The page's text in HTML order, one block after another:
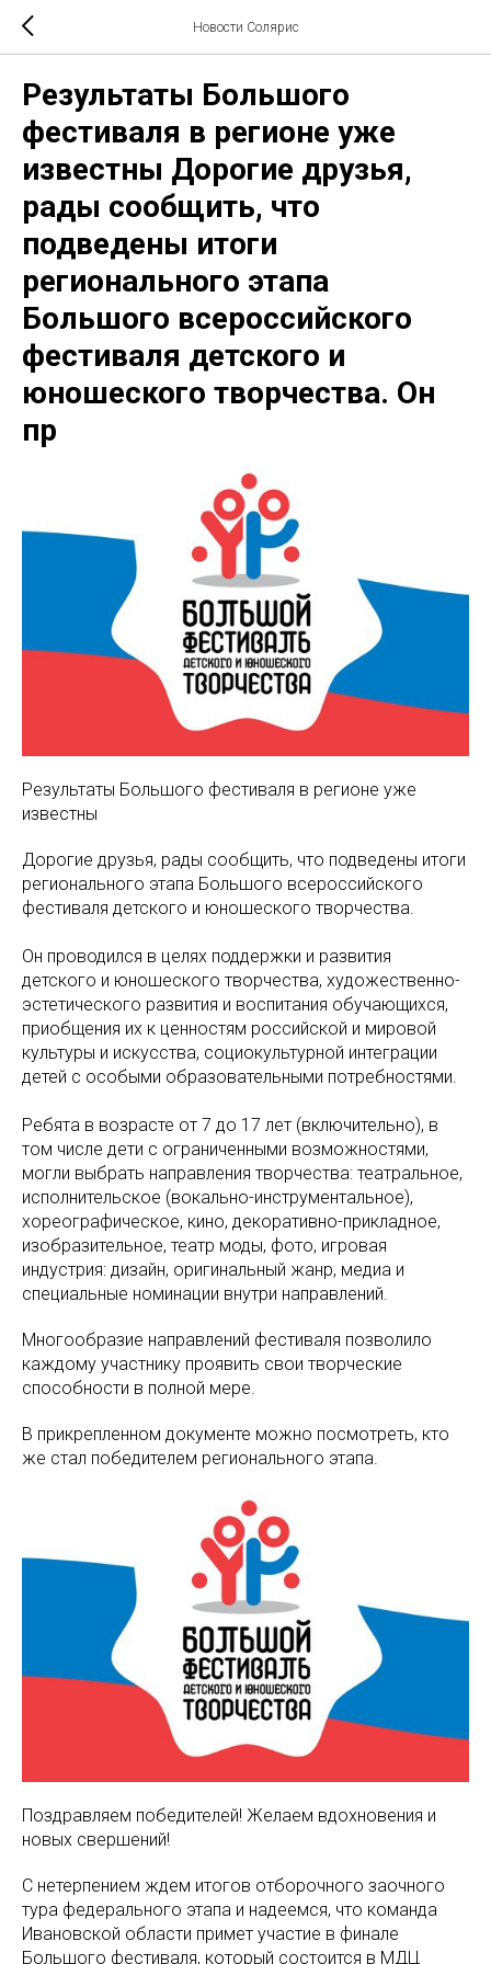
Новости Солярис
Результаты Большого
фестиваля в регионе уже
известны Дорогие друзья,
рады сообщить, что
подведены итоги
регионального этапа
Большого всероссийского
фестиваля детского и
юношеского творчества. Он
пр
Результаты Большого фестиваля в регионе уже
известны
Дорогие друзья, рады сообщить, что подведены итоги
регионального этапа Большого всероссийского
фестиваля детского и юношеского творчества.
Он проводился в целях поддержки и развития
детского и юношеского творчества, художественно-
эстетического развития и воспитания обучающихся,
приобщения их к ценностям российской и мировой
культуры и искусства, социокультурной интеграции
детей с особыми образовательными потребностями.
Ребята в возрасте от 7 до 17 лет (включительно), в
том числе дети с ограниченными возможностями,
могли выбрать направления творчества: театральное,
исполнительское (вокально-инструментальное),
хореографическое, кино, декоративно-прикладное,
изобразительное, театр моды, фото, игровая
индустрия: дизайн, оригинальный жанр, медиа и
специальные номинации внутри направлений.
Многообразие направлений фестиваля позволило
каждому участнику проявить свои творческие
способности в полной мере.
В прикрепленном документе можно посмотреть, кто
же стал победителем регионального этапа.
Поздравляем победителей! Желаем вдохновения и
новых свершений!
С нетерпением ждем итогов отборочного заочного
тура федерального этапа и надеемся, что команда
Ивановской области примет участие в финале
Большого фестиваля, который состоится в МДЦ